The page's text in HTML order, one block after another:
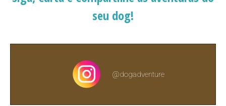
seu dog!
@dogadventure